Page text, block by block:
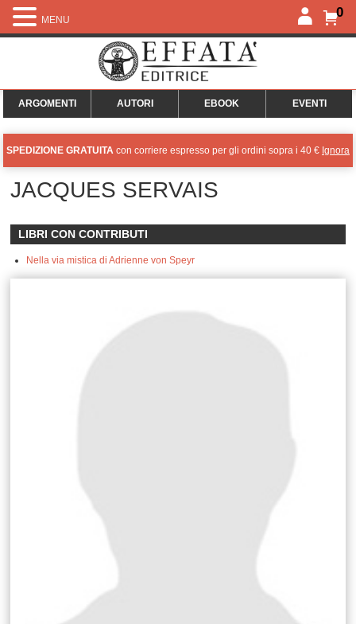
0
ARGOMENTI AUTORI EBOOK EVENTI
SPEDIZIONE GRATUITA con corriere espresso per gli ordini sopra i 40 € Ignora
JACQUES SERVAIS
LIBRI CON CONTRIBUTI
Nella via mistica di Adrienne von Speyr
MENU